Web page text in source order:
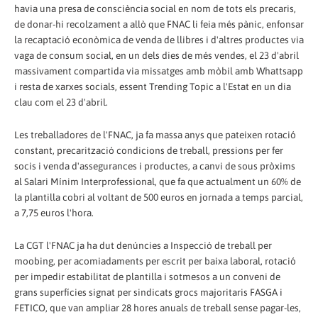
havia una presa de consciència social en nom de tots els precaris,
de donar-hi recolzament a allò que FNAC li feia més pànic, enfonsar
la recaptació econòmica de venda de llibres i d'altres productes via
vaga de consum social, en un dels dies de més vendes, el 23 d'abril
massivament compartida via missatges amb mòbil amb Whattsapp
i resta de xarxes socials, essent Trending Topic a l'Estat en un dia
clau com el 23 d'abril.
Les treballadores de l'FNAC, ja fa massa anys que pateixen rotació
constant, precarització condicions de treball, pressions per fer
socis i venda d'assegurances i productes, a canvi de sous pròxims
al Salari Mínim Interprofessional, que fa que actualment un 60% de
la plantilla cobri al voltant de 500 euros en jornada a temps parcial,
a 7,75 euros l'hora.
La CGT l'FNAC ja ha dut denúncies a Inspecció de treball per
moobing, per acomiadaments per escrit per baixa laboral, rotació
per impedir estabilitat de plantilla i sotmesos a un conveni de
grans superfícies signat per sindicats grocs majoritaris FASGA i
FETICO, que van ampliar 28 hores anuals de treball sense pagar-les,